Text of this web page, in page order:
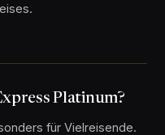
Platinum?
für Vielreisende.